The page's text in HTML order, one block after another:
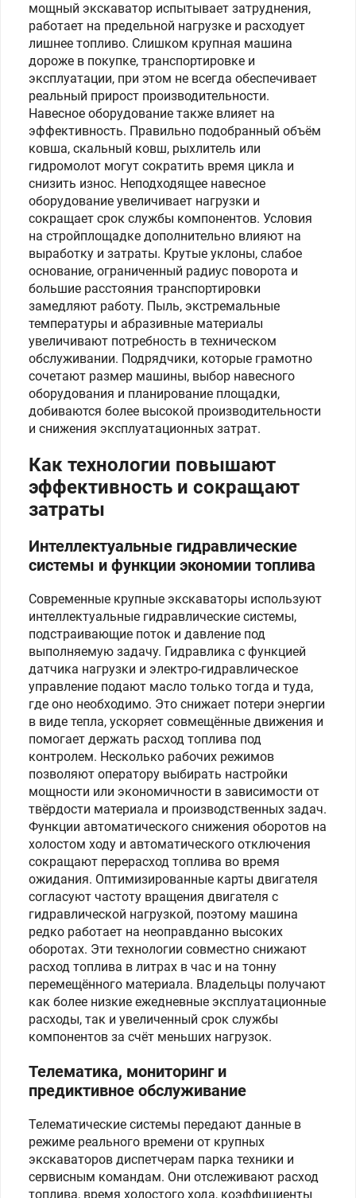
мощный экскаватор испытывает затруднения,
работает на предельной нагрузке и расходует
лишнее топливо. Слишком крупная машина
дороже в покупке, транспортировке и
эксплуатации, при этом не всегда обеспечивает
реальный прирост производительности.
Навесное оборудование также влияет на
эффективность. Правильно подобранный объём
ковша, скальный ковш, рыхлитель или
гидромолот могут сократить время цикла и
снизить износ. Неподходящее навесное
оборудование увеличивает нагрузки и
сокращает срок службы компонентов. Условия
на стройплощадке дополнительно влияют на
выработку и затраты. Крутые уклоны, слабое
основание, ограниченный радиус поворота и
большие расстояния транспортировки
замедляют работу. Пыль, экстремальные
температуры и абразивные материалы
увеличивают потребность в техническом
обслуживании. Подрядчики, которые грамотно
сочетают размер машины, выбор навесного
оборудования и планирование площадки,
добиваются более высокой производительности
и снижения эксплуатационных затрат.
Как технологии повышают
эффективность и сокращают
затраты
Интеллектуальные гидравлические
системы и функции экономии топлива
Современные крупные экскаваторы используют
интеллектуальные гидравлические системы,
подстраивающие поток и давление под
выполняемую задачу. Гидравлика с функцией
датчика нагрузки и электро‑гидравлическое
управление подают масло только тогда и туда,
где оно необходимо. Это снижает потери энергии
в виде тепла, ускоряет совмещённые движения и
помогает держать расход топлива под
контролем. Несколько рабочих режимов
позволяют оператору выбирать настройки
мощности или экономичности в зависимости от
твёрдости материала и производственных задач.
Функции автоматического снижения оборотов на
холостом ходу и автоматического отключения
сокращают перерасход топлива во время
ожидания. Оптимизированные карты двигателя
согласуют частоту вращения двигателя с
гидравлической нагрузкой, поэтому машина
редко работает на неоправданно высоких
оборотах. Эти технологии совместно снижают
расход топлива в литрах в час и на тонну
перемещённого материала. Владельцы получают
как более низкие ежедневные эксплуатационные
расходы, так и увеличенный срок службы
компонентов за счёт меньших нагрузок.
Телематика, мониторинг и
предиктивное обслуживание
Телематические системы передают данные в
режиме реального времени от крупных
экскаваторов диспетчерам парка техники и
сервисным командам. Они отслеживают расход
топлива, время холостого хода, коэффициенты